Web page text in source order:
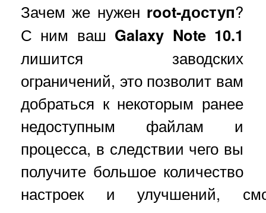
Зачем же нужен root-доступ?
С ним ваш Galaxy Note 10.1
лишится заводских
ограничений, это позволит вам
добраться к некоторым ранее
недоступным файлам и
процесса, в следствии чего вы
получите большое количество
настроек и улучшений,